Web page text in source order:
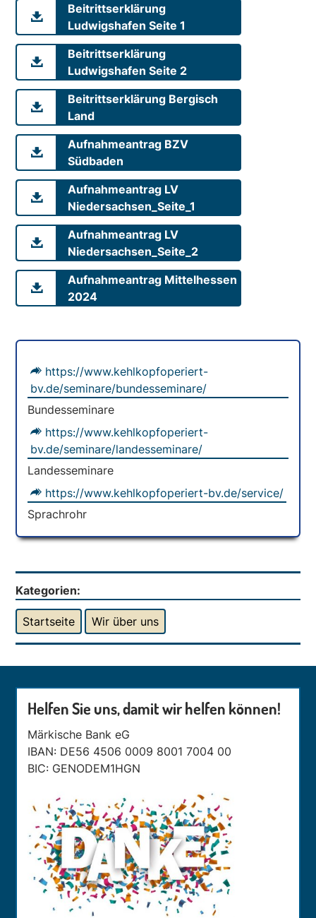
Beitrittserklärung
Ludwigshafen Seite 1
Beitrittserklärung
Ludwigshafen Seite 2
Beitrittserklärung Bergisch
Land
Aufnahmeantrag BZV
Südbaden
Aufnahmeantrag LV
Niedersachsen_Seite_1
Aufnahmeantrag LV
Niedersachsen_Seite_2
Aufnahmeantrag Mittelhessen
2024
https://www.kehlkopfoperiert-
bv.de/seminare/bundesseminare/
Bundesseminare
https://www.kehlkopfoperiert-
bv.de/seminare/landesseminare/
Landesseminare
https://www.kehlkopfoperiert-bv.de/service/
Sprachrohr
Kategorien:
Startseite Wir über uns
Helfen Sie uns, damit wir helfen können!
Märkische Bank eG
IBAN: DE56 4506 0009 8001 7004 00
BIC: GENODEM1HGN